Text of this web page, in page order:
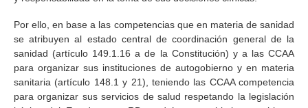
Por ello, en base a las competencias que en materia de sanidad
se atribuyen al estado central de coordinación general de la
sanidad (artículo 149.1.16 a de la Constitución) y a las CCAA
para organizar sus instituciones de autogobierno y en materia
sanitaria (artículo 148.1 y 21), teniendo las CCAA competencia
para organizar sus servicios de salud respetando la legislación